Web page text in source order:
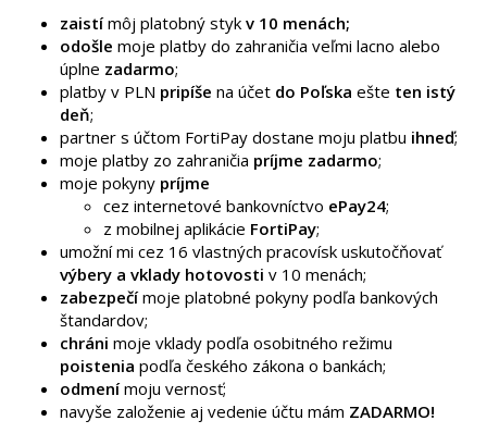
zaistímôj platobný styk v 10 menách;
odošle moje platby do zahraničia veľmi lacno alebo
úplne zadarmo;
platby v PLN pripíše na účet do Poľska ešte ten istý
deň;
partner s účtom FortiPay dostane moju platbu ihneď;
moje platby zo zahraničia príjme zadarmo;
moje pokyny príjme
cez internetové bankovníctvo ePay24;
z mobilnej aplikácie FortiPay;
umožní mi cez 16 vlastných pracovísk uskutočňovať
výbery a vklady hotovosti v 10 menách;
zabezpečímoje platobné pokyny podľa bankových
štandardov;
chráni moje vklady podľa osobitného režimu
poistenia podľa českého zákona o bankách;
odmenímoju vernosť;
navyše založenie aj vedenie účtu mám ZADARMO!